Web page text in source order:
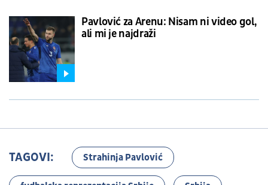
Pavlović za Arenu: Nisam ni video gol,
ali mi je najdraži
TAGOVI: Strahinja Pavlović